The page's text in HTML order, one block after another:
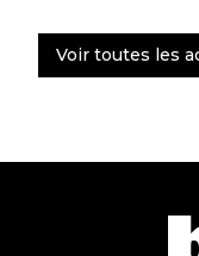
Voir toutes les